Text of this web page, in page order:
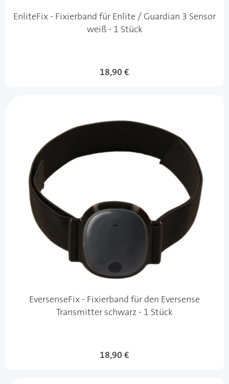
EnliteFix - Fixierband für Enlite / Guardian 3 Sensor
weiß - 1 Stück
18,90 €
EversenseFix - Fixierband für den Eversense
Transmitter schwarz - 1 Stück
18,90 €